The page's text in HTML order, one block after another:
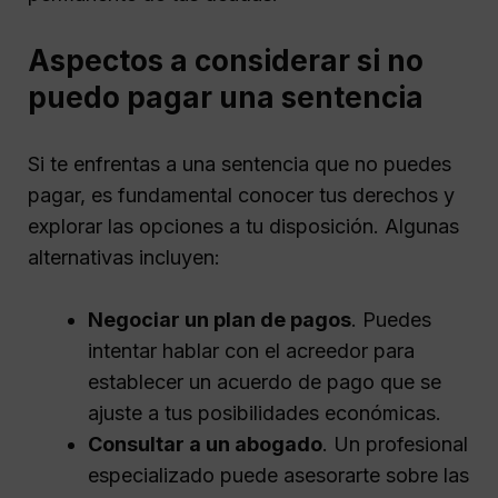
Aspectos a considerar si no
puedo pagar una sentencia
Si te enfrentas a una sentencia que no puedes
pagar, es fundamental conocer tus derechos y
explorar las opciones a tu disposición. Algunas
alternativas incluyen:
Negociar un plan de pagos. Puedes
intentar hablar con el acreedor para
establecer un acuerdo de pago que se
ajuste a tus posibilidades económicas.
Consultar a un abogado. Un profesional
especializado puede asesorarte sobre las